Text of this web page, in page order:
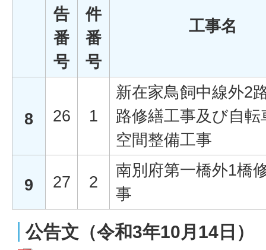
告
番
号
件
番
号
工事名
8 26 1
新在家鳥飼中線外2
路修繕工事及び自転
空間整備工事
9 27 2
南別府第一橋外1橋
事
公告文（令和3年10月14日）